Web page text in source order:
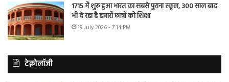
1715 में शुरू हुआ भारत का सबसे पुराना स्कूल, 300 साल बाद
भी दे रहा है हजारों छात्रों को शिक्षा
19 July 2026 - 7:14 PM
टेक्नोलॉजी